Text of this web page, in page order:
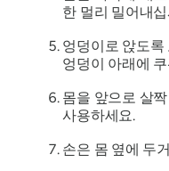
한 멀리 밀어내
엉덩이로 앉도록
엉덩이 아래에
몸을 앞으로 살
사용하세요.
손은 몸 옆에 두